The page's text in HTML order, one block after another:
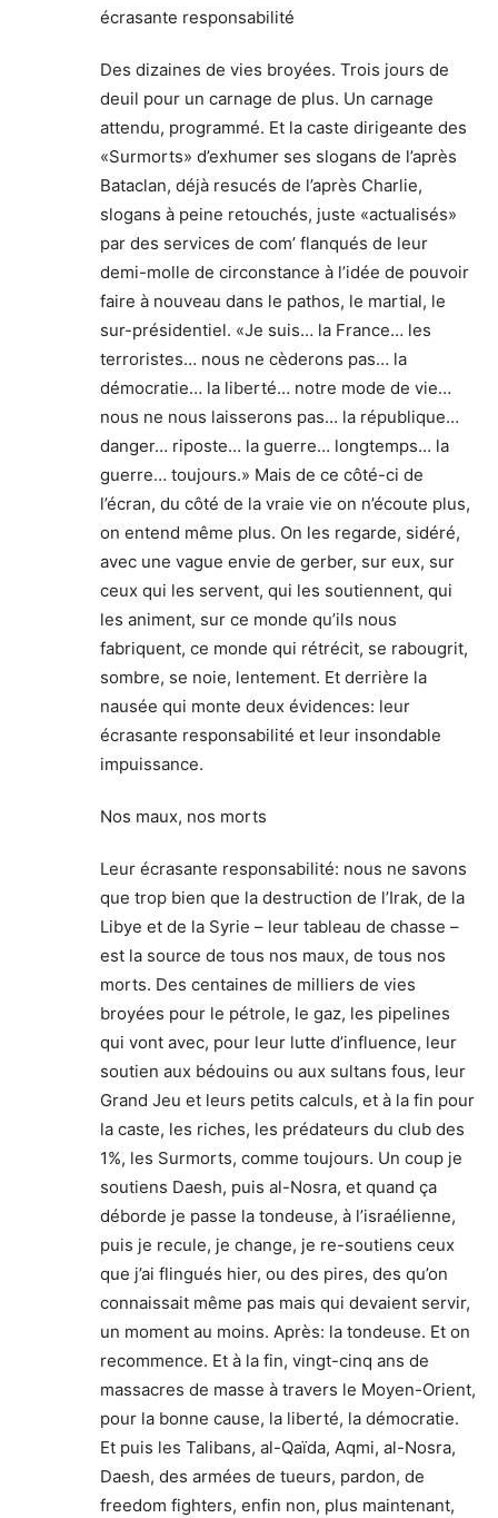
écrasante responsabilité
Des dizaines de vies broyées. Trois jours de
deuil pour un carnage de plus. Un carnage
attendu, programmé. Et la caste dirigeante des
«Surmorts» d’exhumer ses slogans de l’après
Bataclan, déjà resucés de l’après Charlie,
slogans à peine retouchés, juste «actualisés»
par des services de com’ flanqués de leur
demi-molle de circonstance à l’idée de pouvoir
faire à nouveau dans le pathos, le martial, le
sur-présidentiel. «Je suis… la France… les
terroristes… nous ne cèderons pas… la
démocratie… la liberté… notre mode de vie…
nous ne nous laisserons pas… la république…
danger… riposte… la guerre… longtemps… la
guerre… toujours.» Mais de ce côté-ci de
l’écran, du côté de la vraie vie on n’écoute plus,
on entend même plus. On les regarde, sidéré,
avec une vague envie de gerber, sur eux, sur
ceux qui les servent, qui les soutiennent, qui
les animent, sur ce monde qu’ils nous
fabriquent, ce monde qui rétrécit, se rabougrit,
sombre, se noie, lentement. Et derrière la
nausée qui monte deux évidences: leur
écrasante responsabilité et leur insondable
impuissance.
Nos maux, nos morts
Leur écrasante responsabilité: nous ne savons
que trop bien que la destruction de l’Irak, de la
Libye et de la Syrie – leur tableau de chasse –
est la source de tous nos maux, de tous nos
morts. Des centaines de milliers de vies
broyées pour le pétrole, le gaz, les pipelines
qui vont avec, pour leur lutte d’influence, leur
soutien aux bédouins ou aux sultans fous, leur
Grand Jeu et leurs petits calculs, et à la fin pour
la caste, les riches, les prédateurs du club des
1%, les Surmorts, comme toujours. Un coup je
soutiens Daesh, puis al-Nosra, et quand ça
déborde je passe la tondeuse, à l’israélienne,
puis je recule, je change, je re-soutiens ceux
que j’ai flingués hier, ou des pires, des qu’on
connaissait même pas mais qui devaient servir,
un moment au moins. Après: la tondeuse. Et on
recommence. Et à la fin, vingt-cinq ans de
massacres de masse à travers le Moyen-Orient,
pour la bonne cause, la liberté, la démocratie.
Et puis les Talibans, al-Qaïda, Aqmi, al-Nosra,
Daesh, des armées de tueurs, pardon, de
freedom fighters, enfin non, plus maintenant,